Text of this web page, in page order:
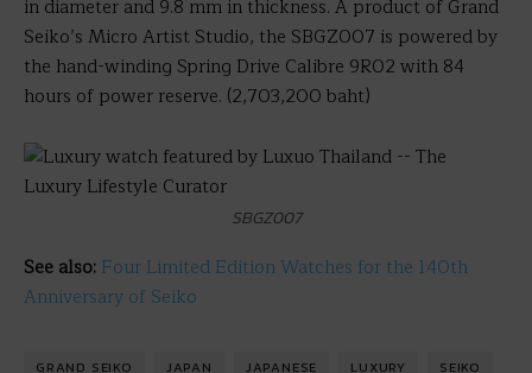
in diameter and 9.8 mm in thickness. A product of Grand
Seiko’s Micro Artist Studio, the SBGZ007 is powered by
the hand-winding Spring Drive Calibre 9R02 with 84
hours of power reserve. (2,703,200 baht)
SBGZ007
See also: Four Limited Edition Watches for the 140th
Anniversary of Seiko
GRAND SEIKO JAPAN JAPANESE LUXURY
SEIKO